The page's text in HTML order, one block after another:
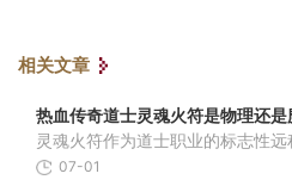
相关文章
热血传奇道士灵魂火符是物理还是
07-01